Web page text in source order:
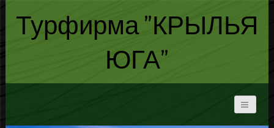
Турфирма "КРЫЛЬЯ
ЮГА"